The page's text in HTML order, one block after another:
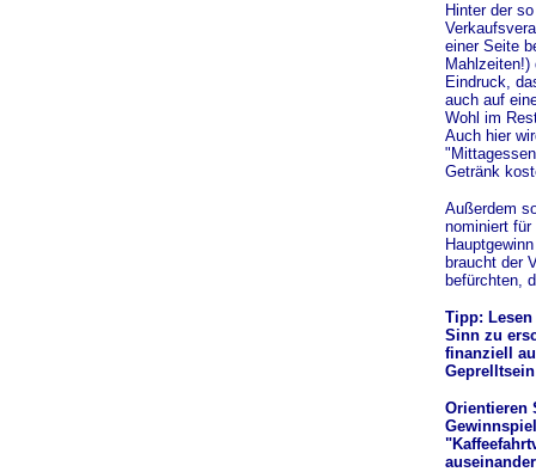
Hinter der
einer Seite
Eindruck,
auch auf
Wohl im
Auch hier
Getränk
Außerdem
nominiert
braucht der
befürchten,
Tipp:
Sinn zu
finanziell
Orientieren